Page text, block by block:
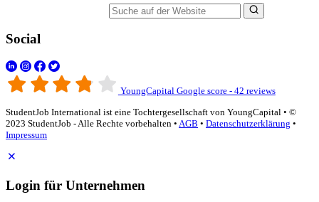
Social
YoungCapital Google score - 42 reviews
StudentJob International ist eine Tochtergesellschaft von YoungCapital • ©
2023 StudentJob - Alle Rechte vorbehalten • AGB • Datenschutzerklärung •
Impressum
Login für Unternehmen